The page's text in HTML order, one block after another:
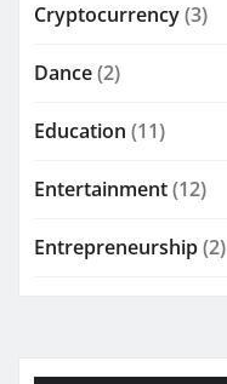
Cryptocurrency(3)
Dance(2)
Education (11)
Entertainment(12)
Entrepreneurship(2)